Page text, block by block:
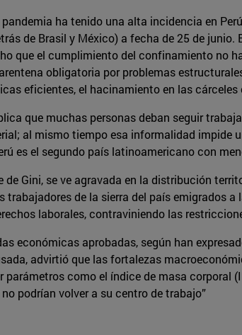
ha tenido una alta incidencia en
de Brasil y México) a fecha de 25 de junio.
que el cumplimiento del confinamiento no
obligatoria por problemas
eficientes, el hacinamiento en las cárceles
que muchas personas deban seguir
al mismo tiempo esa informalidad impide
es el segundo país latinoamericano con
de Gini, se ve agravada en la distribución
de la sierra del país emigrados
laborales, contraviniendo las
económicas aprobadas, según han
advirtió que las fortalezas
parámetros como el índice de masa corporal
podrían volver a su centro de trabajo”